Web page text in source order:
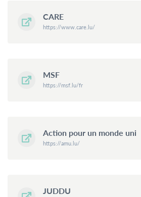
CARE
https://www.care.lu/
MSF
https://msf.lu/fr
Action pour un monde uni
https://amu.lu/
JUDDU